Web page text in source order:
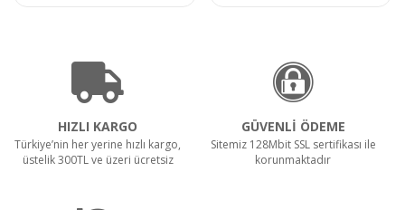
HIZLI KARGO
Türkiye’nin her yerine hızlı kargo,
üstelik 300TL ve üzeri ücretsiz
GÜVENLİ ÖDEME
Sitemiz 128Mbit SSL sertifikası ile
korunmaktadır